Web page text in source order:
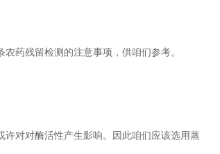
药残留检测的注意事项，供咱们参考。
对对酶活性产生影响。因此咱们应该选用蒸